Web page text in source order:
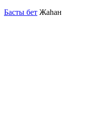
Басты бет Жаһан